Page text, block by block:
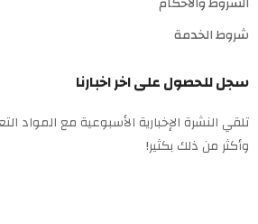
شروط الخدمة
سجل للحصول على اخر اخبارنا
تلقي النشرة الإخبارية الأسبوعية مع المواد
وأكثر من ذلك بكثير!